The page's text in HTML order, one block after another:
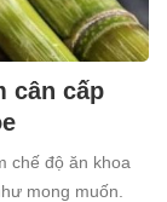
cân cấp
chế độ ăn khoa
mong muốn.